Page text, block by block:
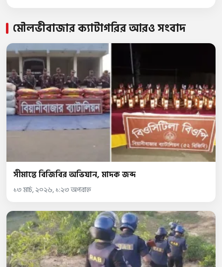
মৌলভীবাজার ক্যাটাগরির আরও সংবাদ
সীমান্তে বিজিবির অভিযান, মাদক জব্দ
১৩ মার্চ, ২০২৬, ১:২৩ অপরাহ্ন